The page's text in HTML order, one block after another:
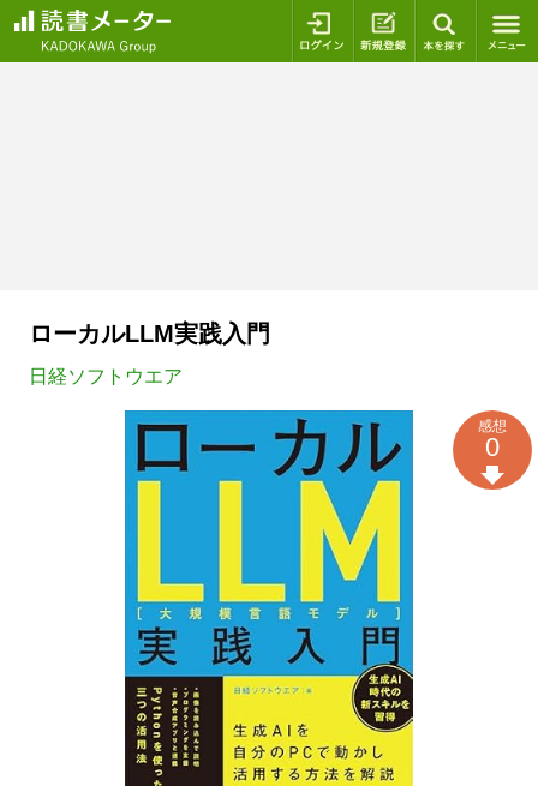
ログイン 新規登録
ローカルLLM実践入門
日経ソフトウエア
感想
0